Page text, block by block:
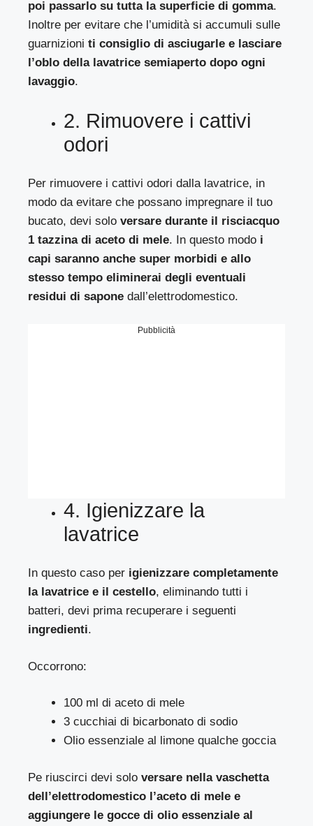
poi passarlo su tutta la superficie di gomma.
Inoltre per evitare che l’umidità si accumuli sulle
guarnizioniti consiglio di asciugarle e lasciare
l’oblo della lavatrice semiaperto dopo ogni
lavaggio.
2. Rimuovere i cattivi
odori
Per rimuovere i cattivi odori dalla lavatrice, in
modo da evitare che possano impregnare il tuo
bucato, devi soloversare durante il risciacquo
1 tazzina di aceto di mele. In questo modo i
capi saranno anche super morbidi e allo
stesso tempo eliminerai degli eventuali
residui di sapone dall’elettrodomestico.
Pubblicità
4. Igienizzare la
lavatrice
In questo caso per igienizzare completamente
la lavatrice e il cestello, eliminando tutti i
batteri, devi prima recuperare i seguenti
ingredienti.
Occorrono:
100 ml di aceto di mele
3 cucchiai di bicarbonato di sodio
Olio essenziale al limone qualche goccia
Pe riuscirci devi soloversare nella vaschetta
dell’elettrodomestico l’aceto di mele e
aggiungere le gocce di olio essenziale al